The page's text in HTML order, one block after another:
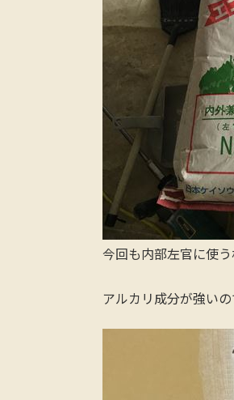
今回も内部左官に使
アルカリ成分が強い